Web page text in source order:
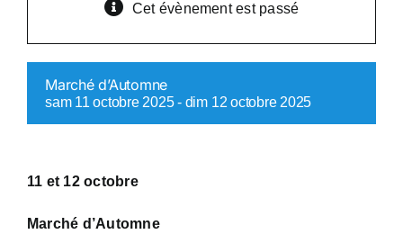
Cet évènement est passé
Marché d’Automne
sam 11 octobre 2025- dim 12 octobre 2025
11 et 12 octobre
Marché d’Automne